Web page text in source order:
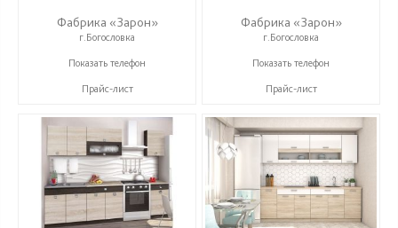
Фабрика «Зарон»
г.Богословка
+7 (8412) 21-50-66
Показать телефон
Прайс-лист
Фабрика «Зарон»
г.Богословка
+7 (8412) 21-50-66
Показать телефон
Прайс-лист